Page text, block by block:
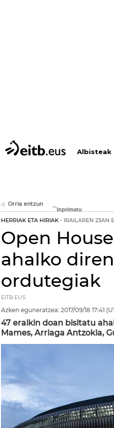
Albisteak
Orria entzun
HERRIAK ETA HIRIAK IRAILAREN 23AN
Open
ahalko
ordutegiak
EITB.EUS
Azken eguneratzea: 2017/09/18 17:41
47 eraikin doan bisitatu
Mames, Arriaga Antzokia,